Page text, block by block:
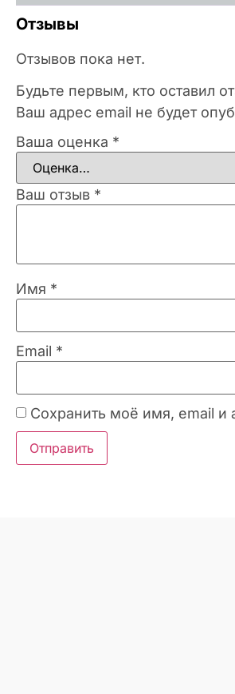
Отзывы
Отзывов пока нет.
Будьте первым, кто оставил
Ваш адрес email не будет
Ваша оценка *
Ваш отзыв *
Имя *
Email *
Сохранить моё имя, email и